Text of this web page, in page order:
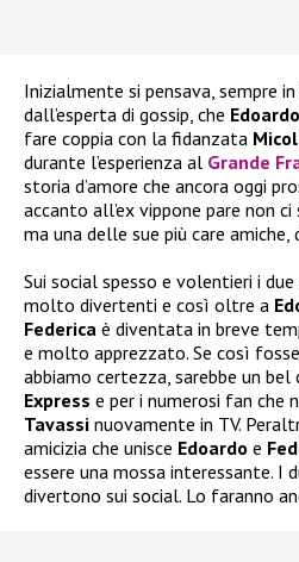
Inizialmente si pensava, sempre
dall’esperta di gossip, che
fare coppia con la fidanzata
durante l’esperienza al Grande
storia d’amore che ancora oggi
accanto all’ex vippone pare non
ma una delle sue più care amiche,
Sui social spesso e volentieri i
molto divertenti e così oltre a
Federica è diventata in breve
e molto apprezzato. Se così
abbiamo certezza, sarebbe un bel
Express e per i numerosi fan che
Tavassi nuovamente in TV.
amicizia che unisce Edoardo e
essere una mossa interessante. I
divertono sui social. Lo faranno